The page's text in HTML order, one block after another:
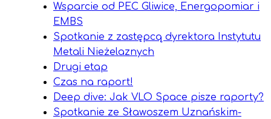
Wsparcie od PEC Gliwice, Energopomiar i
EMBS
Spotkanie z zastępcą dyrektora Instytutu
Metali Nieżelaznych
Drugi etap
Czas na raport!
Deep dive: Jak VLO Space pisze raporty?
Spotkanie ze Sławoszem Uznańskim-